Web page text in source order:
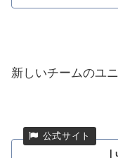
新しいチームのユ